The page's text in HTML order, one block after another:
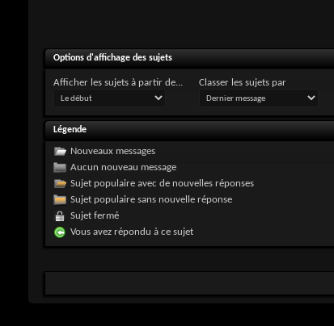
Options d'affichage des sujets
Afficher les sujets à partir de... Classer les sujets par
Légende
Nouveaux messages
Aucun nouveau message
Sujet populaire avec de nouvelles réponses
Sujet populaire sans nouvelle réponse
Sujet fermé
Vous avez répondu à ce sujet